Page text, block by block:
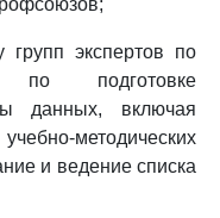
экспертов по
по подготовке
данных, включая
методических
и ведение списка